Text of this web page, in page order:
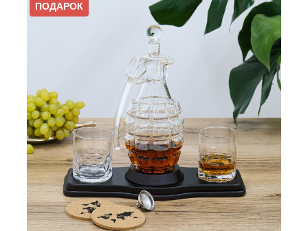
ПОДАРОК